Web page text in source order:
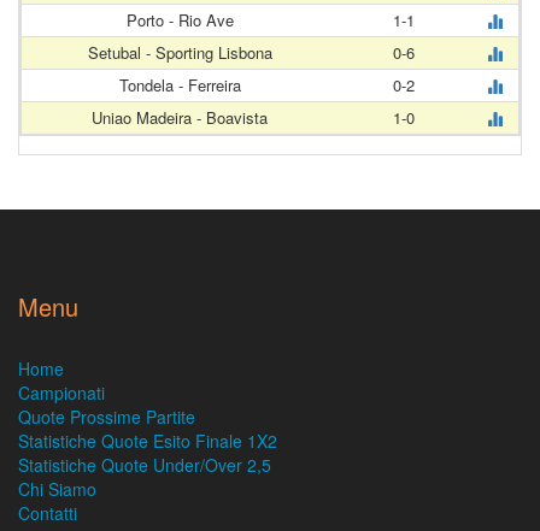
Porto - Rio Ave
1-1
Setubal - Sporting Lisbona
0-6
Tondela - Ferreira
0-2
Uniao Madeira - Boavista
1-0
Menu
Home
Campionati
Quote Prossime Partite
Statistiche Quote Esito Finale 1X2
Statistiche Quote Under/Over 2,5
Chi Siamo
Contatti